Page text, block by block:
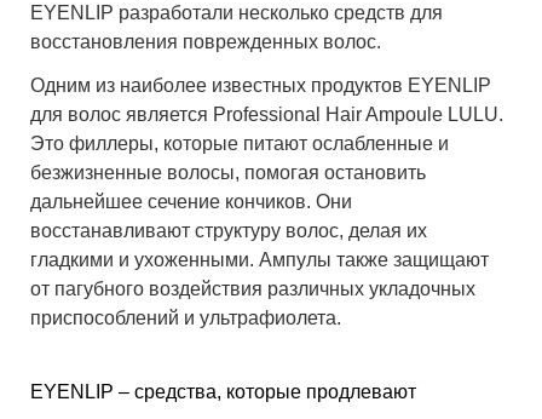
EYENLIP разработали несколько средств для
восстановления поврежденных волос.
Одним из наиболее известных продуктов EYENLIP
для волос является Professional Hair Ampoule LULU.
Это филлеры, которые питают ослабленные и
безжизненные волосы, помогая остановить
дальнейшее сечение кончиков. Они
восстанавливают структуру волос, делая их
гладкими и ухоженными. Ампулы также защищают
от пагубного воздействия различных укладочных
приспособлений и ультрафиолета.
EYENLIP – средства, которые продлевают